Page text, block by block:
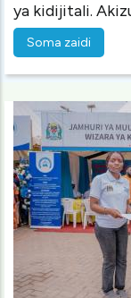
ya kidijitali.
Soma zaidi